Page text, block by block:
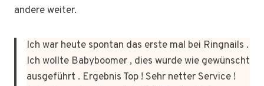
andere weiter.
Ich war heute spontan das erste mal bei Ringnails .
Ich wollte Babyboomer , dies wurde wie gewünscht
ausgeführt . Ergebnis Top ! Sehr netter Service !